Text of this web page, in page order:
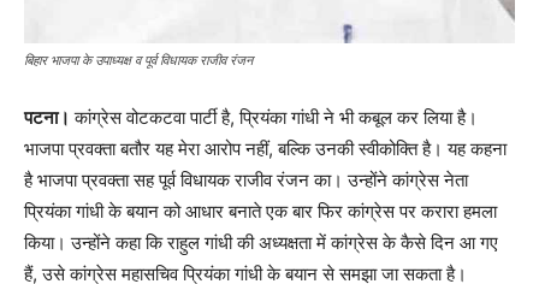
बिहार भाजपा के उपाध्यक्ष व पूर्व विधायक राजीव रंजन
पटना। कांग्रेस वोटकटवा पार्टी है, प्रियंका गांधी ने भी कबूल कर लिया है।
भाजपा प्रवक्ता बतौर यह मेरा आरोप नहीं, बल्कि उनकी स्वीकोक्ति है। यह कहना
है भाजपा प्रवक्ता सह पूर्व विधायक राजीव रंजन का। उन्होंने कांग्रेस नेता
प्रियंका गांधी के बयान को आधार बनाते एक बार फिर कांग्रेस पर करारा हमला
किया। उन्होंने कहा कि राहुल गांधी की अध्यक्षता में कांग्रेस के कैसे दिन आ गए
हैं, उसे कांग्रेस महासचिव प्रियंका गांधी के बयान से समझा जा सकता है।